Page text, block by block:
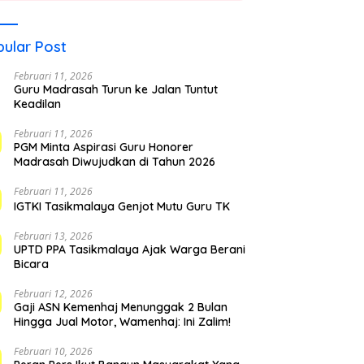
Post
Februari 11, 2026
Guru Madrasah Turun ke Jalan Tuntut
Keadilan
Februari 11, 2026
PGM Minta Aspirasi Guru Honorer
Madrasah Diwujudkan di Tahun 2026
Februari 11, 2026
IGTKI Tasikmalaya Genjot Mutu Guru TK
Februari 13, 2026
UPTD PPA Tasikmalaya Ajak Warga Berani
Bicara
Februari 12, 2026
Gaji ASN Kemenhaj Menunggak 2 Bulan
Hingga Jual Motor, Wamenhaj: Ini Zalim!
Februari 10, 2026